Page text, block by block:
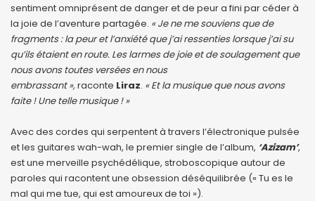
sentiment omniprésent de danger et de peur a fini par céder à
la joie de l’aventure partagée. « Je ne me souviens que de
fragments : la peur et l’anxiété que j’ai ressenties lorsque j’ai su
qu’ils étaient en route. Les larmes de joie et de soulagement que
nous avons toutes versées en nous
embrassant »,raconte Liraz. « Et la musique que nous avons
faite ! Une telle musique ! »
Avec des cordes qui serpentent à travers l’électronique pulsée
et les guitares wah-wah, le premier single de l’album, ‘Azizam’,
est une merveille psychédélique, stroboscopique autour de
paroles qui racontent une obsession déséquilibrée (« Tu es le
mal qui me tue, qui est amoureux de toi »).